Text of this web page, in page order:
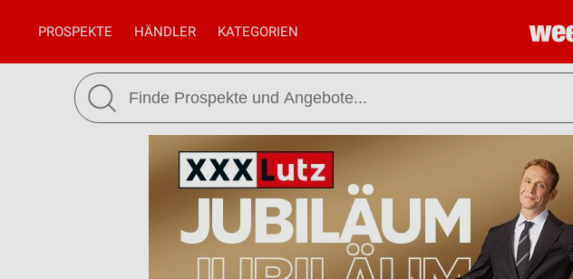
PROSPEKTE HÄNDLER KATEGORIEN